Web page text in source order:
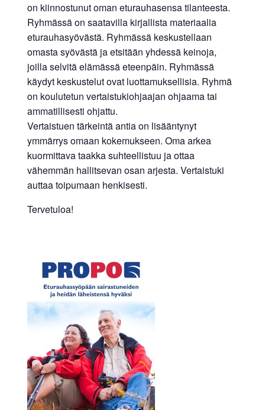
on kiinnostunut oman eturauhasensa tilanteesta.
Ryhmässä on saatavilla kirjallista materiaalia
eturauhasyövästä. Ryhmässä keskustellaan
omasta syövästä ja etsitään yhdessä keinoja,
joilla selvitä elämässä eteenpäin. Ryhmässä
käydyt keskustelut ovat luottamuksellisia. Ryhmä
on koulutetun vertaistukiohjaajan ohjaama tai
ammatillisesti ohjattu.
Vertaistuen tärkeintä antia on lisääntynyt
ymmärrys omaan kokemukseen. Oma arkea
kuormittava taakka suhteellistuu ja ottaa
vähemmän hallitsevan osan arjesta. Vertaistuki
auttaa toipumaan henkisesti.
Tervetuloa!